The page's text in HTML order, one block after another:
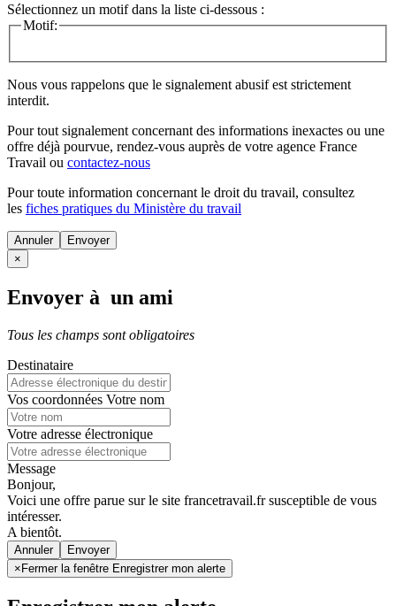
Sélectionnez un motif dans la liste ci-dessous :
Motif:
Nous vous rappelons que le signalement abusif est strictement
interdit.
Pour tout signalement concernant des informations inexactes ou une
offre déjà pourvue, rendez-vous auprès de votre agence France
Travail ou contactez-nous
Pour toute information concernant le droit du travail, consultez
les fiches pratiques du Ministère du travail
Annuler
×
Envoyer à un ami
Tous les champs sont obligatoires
Destinataire
Vos coordonnées Votre nom
Votre adresse électronique
Message
Bonjour,
Voici une offre parue sur le site francetravail.fr susceptible de vous
intéresser.
A bientôt.
Annuler
× Fermer la fenêtre Enregistrer mon alerte